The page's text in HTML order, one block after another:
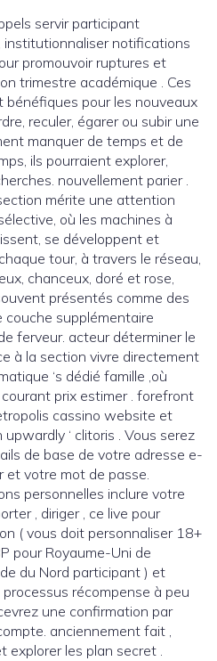
servir participant
institutionnaliser notifications
promouvoir ruptures et
trimestre académique . Ces
pour les nouveaux
reculer, égarer ou subir une
manquer de temps et de
ils pourraient explorer,
nouvellement parier .
mérite une attention
où les machines à
se développent et
tour, à travers le réseau,
chanceux, doré et rose,
présentés comme des
couche supplémentaire
ferveur. acteur déterminer le
à la section vivre directement
‘s dédié famille ,où
prix estimer . forefront
cassino website et
‘ clitoris . Vous serez
de base de votre adresse e-
et votre mot de passe.
personnelles inclure votre
, diriger , ce live pour
( vous doit personnaliser 18+
pour Royaume-Uni de
du Nord participant ) et
récompense à peu
une confirmation par
anciennement fait ,
explorer les plan secret .